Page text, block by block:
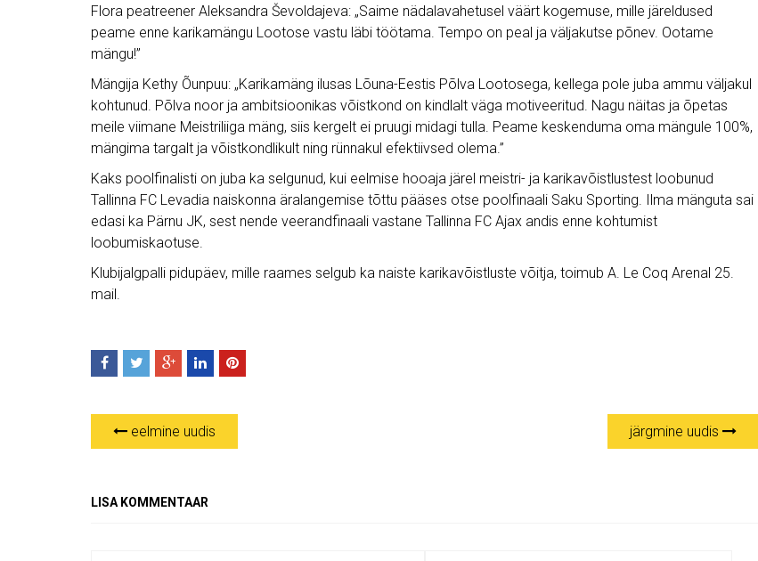
Flora peatreener Aleksandra Ševoldajeva: „Saime nädalavahetusel väärt kogemuse, mille järeldused
peame enne karikamängu Lootose vastu läbi töötama. Tempo on peal ja väljakutse põnev. Ootame
mängu!”
Mängija Kethy Õunpuu: „Karikamäng ilusas Lõuna-Eestis Põlva Lootosega, kellega pole juba ammu väljakul
kohtunud. Põlva noor ja ambitsioonikas võistkond on kindlalt väga motiveeritud. Nagu näitas ja õpetas
meile viimane Meistriliiga mäng, siis kergelt ei pruugi midagi tulla. Peame keskenduma oma mängule 100%,
mängima targalt ja võistkondlikult ning rünnakul efektiivsed olema.”
Kaks poolfinalisti on juba ka selgunud, kui eelmise hooaja järel meistri- ja karikavõistlustest loobunud
Tallinna FC Levadia naiskonna äralangemise tõttu pääses otse poolfinaali Saku Sporting. Ilma mänguta sai
edasi ka Pärnu JK, sest nende veerandfinaali vastane Tallinna FC Ajax andis enne kohtumist
loobumiskaotuse.
Klubijalgpalli pidupäev, mille raames selgub ka naiste karikavõistluste võitja, toimub A. Le Coq Arenal 25.
mail.
eelmine uudis järgmine uudis
LISA KOMMENTAAR